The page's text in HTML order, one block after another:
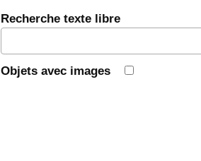
Recherche texte libre
Objets avec images